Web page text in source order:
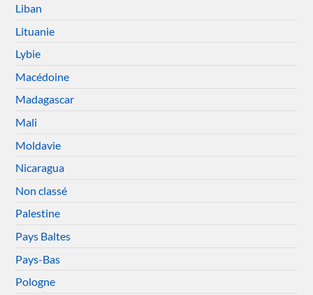
Liban
Lituanie
Lybie
Macédoine
Madagascar
Mali
Moldavie
Nicaragua
Non classé
Palestine
Pays Baltes
Pays-Bas
Pologne